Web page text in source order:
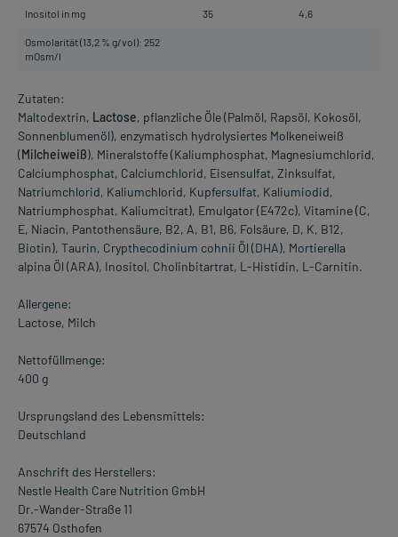
Inositol in mg 35 4,6
Osmolarität (13,2 % g/vol): 252
mOsm/l
Zutaten:
Maltodextrin, Lactose, pflanzliche Öle (Palmöl, Rapsöl, Kokosöl,
Sonnenblumenöl), enzymatisch hydrolysiertes Molkeneiweiß
(Milcheiweiß), Mineralstoffe (Kaliumphosphat, Magnesiumchlorid,
Calciumphosphat, Calciumchlorid, Eisensulfat, Zinksulfat,
Natriumchlorid, Kaliumchlorid, Kupfersulfat, Kaliumiodid,
Natriumphosphat, Kaliumcitrat), Emulgator (E472c), Vitamine (C,
E, Niacin, Pantothensäure, B2, A, B1, B6, Folsäure, D, K, B12,
Biotin), Taurin, Crypthecodinium cohnii Öl (DHA), Mortierella
alpina Öl (ARA), Inositol, Cholinbitartrat, L-Histidin, L-Carnitin.
Allergene:
Lactose, Milch
Nettofüllmenge:
400 g
Ursprungsland des Lebensmittels:
Deutschland
Anschrift des Herstellers:
Nestle Health Care Nutrition GmbH
Dr.-Wander-Straße 11
67574 Osthofen